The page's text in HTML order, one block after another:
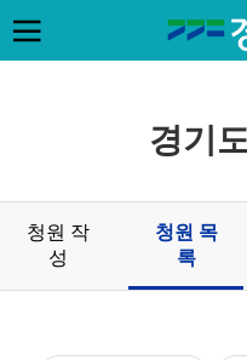
경기
청원 작
성
청원 목
록